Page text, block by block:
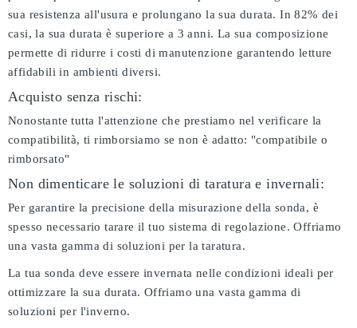
sua resistenza all'usura e prolungano la sua durata. In 82% dei
casi, la sua durata è superiore a 3 anni. La sua composizione
permette di ridurre i costi di manutenzione garantendo letture
affidabili in ambienti diversi.
Acquisto senza rischi:
Nonostante tutta l'attenzione che prestiamo nel verificare la
compatibilità, ti rimborsiamo se non è adatto: "compatibile o
rimborsato"
Non dimenticare le soluzioni di taratura e invernali:
Per garantire la precisione della misurazione della sonda, è
spesso necessario tarare il tuo sistema di regolazione. Offriamo
una vasta gamma di soluzioni per la taratura.
La tua sonda deve essere invernata nelle condizioni ideali per
ottimizzare la sua durata. Offriamo una vasta gamma di
soluzioni per l'inverno.